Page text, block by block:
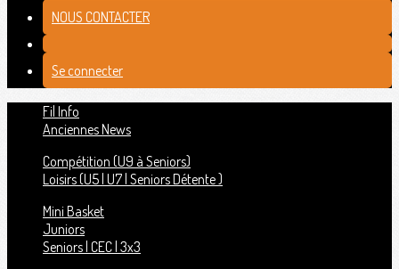
NOUS CONTACTER
Se connecter
Fil Info
Anciennes News
Compétition (U9 à Seniors)
Loisirs (U5 | U7 | Seniors Détente )
Mini Basket
Juniors
Seniors | CEC | 3x3